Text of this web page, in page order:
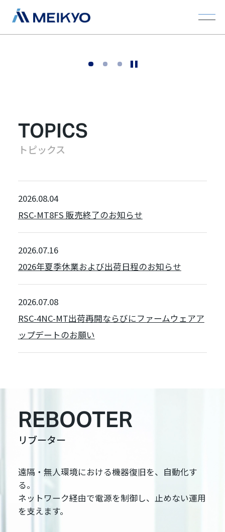
選ばれる理由
選ばれる理由
選ばれる理由
1 2 3
TOPICS
トピックス
2026.08.04
RSC-MT8FS 販売終了のお知らせ
2026.07.16
2026年夏季休業および出荷日程のお知らせ
2026.07.08
RSC-4NC-MT出荷再開ならびにファームウェアア
ップデートのお願い
REBOOTER
リブーター
遠隔・無人環境における機器復旧を、自動化す
る。
ネットワーク経由で電源を制御し、止めない運用
を支えます。